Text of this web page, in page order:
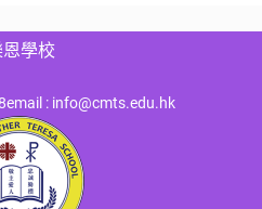
學校
email : info@cmts.edu.hk